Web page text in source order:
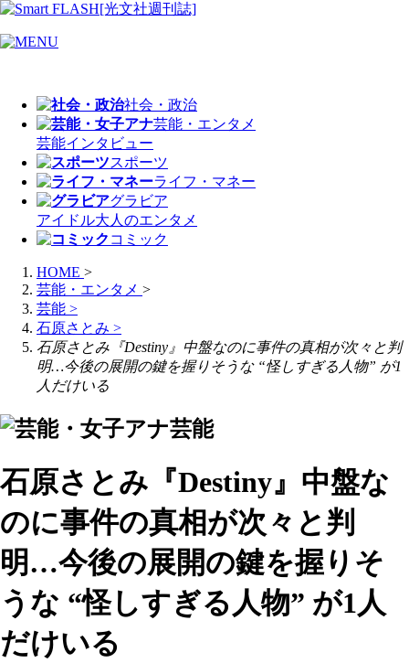
社会・政治
芸能・エンタメ
芸能インタビュー
スポーツ
ライフ・マネー
グラビア
アイドル大人のエンタメ
コミック
HOME >
芸能・エンタメ >
芸能 >
石原さとみ >
石原さとみ『Destiny』中盤なのに事件の真相が次々と判
明…今後の展開の鍵を握りそうな “怪しすぎる人物” が1
人だけいる
芸能
石原さとみ『Destiny』中盤な
のに事件の真相が次々と判
明…今後の展開の鍵を握りそ
うな “怪しすぎる人物” が1人
だけいる